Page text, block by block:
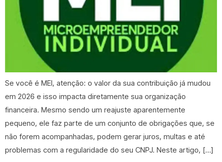
Se você é MEI, atenção: o valor da sua contribuição já mudou
em 2026 e isso impacta diretamente sua organização
financeira. Mesmo sendo um reajuste aparentemente
pequeno, ele faz parte de um conjunto de obrigações que, se
não forem acompanhadas, podem gerar juros, multas e até
problemas com a regularidade do seu CNPJ. Neste artigo, […]